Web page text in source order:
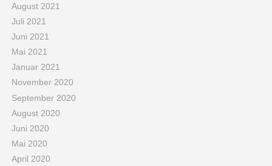
August 2021
Juli 2021
Juni 2021
Mai 2021
Januar 2021
November 2020
September 2020
August 2020
Juni 2020
Mai 2020
April 2020